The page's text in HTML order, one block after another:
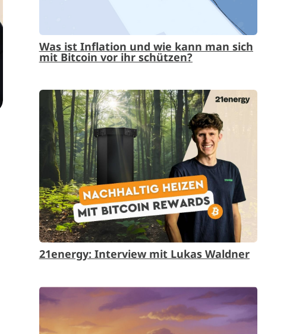
Was ist Inflation und wie kann man sich
mit Bitcoin vor ihr schützen?
21energy: Interview mit Lukas Waldner